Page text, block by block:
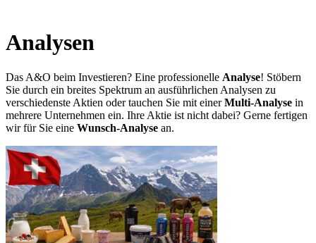
Analysen
Das A&O beim Investieren? Eine professionelle Analyse! Stöbern
Sie durch ein breites Spektrum an ausführlichen Analysen zu
verschiedenste Aktien oder tauchen Sie mit einerMulti-Analyse in
mehrere Unternehmen ein. Ihre Aktie ist nicht dabei? Gerne fertigen
wir für Sie eine Wunsch-Analyse an.